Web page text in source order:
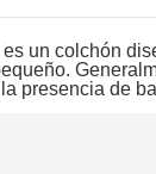
un colchón
presencia de